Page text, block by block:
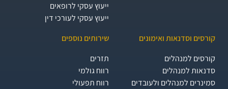
ייעוץ עסקי לרופאים
ייעוץ עסקי לעורכי דין
קורסים וסדנאות ואימונים
קורסים למנהלים
סדנאות למנהלים
סמינרים למנהלים ולעובדים
שירותים נוספים
תזרים
רווח גולמי
רווח תפעולי